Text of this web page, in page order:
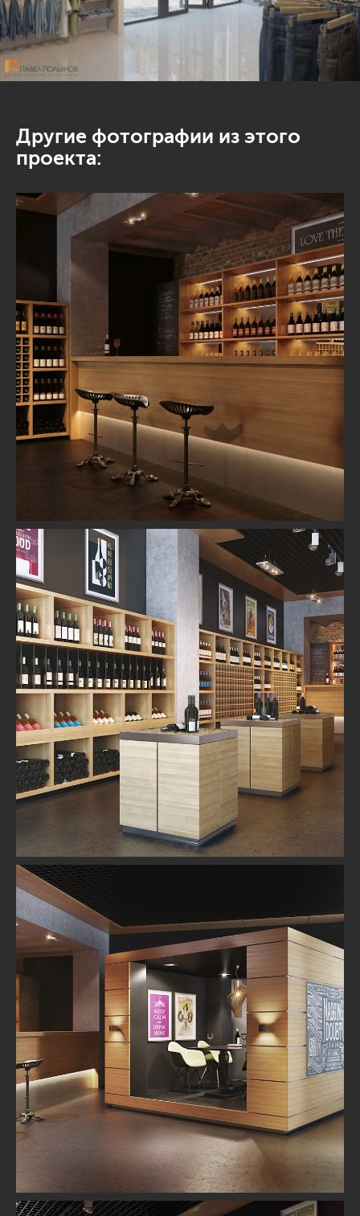
Другие фотографии из этого
проекта: